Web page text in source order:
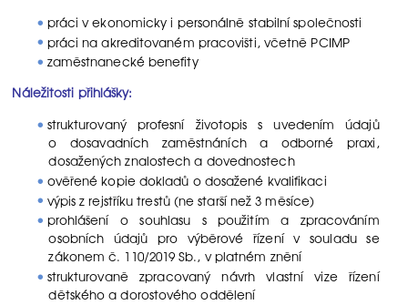
práci v ekonomicky i personálně stabilní společnosti
práci na akreditovaném pracovišti, včetně PCIMP
zaměstnanecké benefity
Náležitosti přihlášky:
strukturovaný profesní životopis s uvedením údajů
o dosavadních zaměstnáních a odborné praxi,
dosažených znalostech a dovednostech
ověřené kopie dokladů o dosažené kvalifikaci
výpis z rejstříku trestů (ne starší než 3 měsíce)
prohlášení o souhlasu s použitím a zpracováním
osobních údajů pro výběrové řízení v souladu se
zákonem č. 110/2019 Sb., v platném znění
strukturovaně zpracovaný návrh vlastní vize řízení
dětského a dorostového oddělení